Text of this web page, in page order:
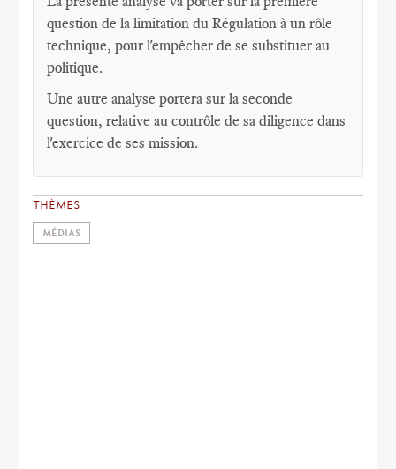
question de la limitation du Régulation à un rôle
technique, pour l'empêcher de se substituer au
politique.
Une autre analyse portera sur la seconde
question, relative au contrôle de sa diligence dans
l'exercice de ses mission.
THÈMES
MÉDIAS